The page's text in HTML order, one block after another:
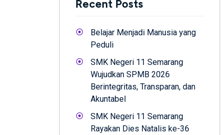
Recent Posts
Belajar Menjadi Manusia yang
Peduli
SMK Negeri 11 Semarang
Wujudkan SPMB 2026
Berintegritas, Transparan, dan
Akuntabel
SMK Negeri 11 Semarang
Rayakan Dies Natalis ke-36